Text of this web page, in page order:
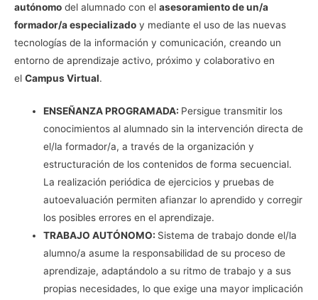
autónomo del alumnado con el asesoramiento de un/a
formador/a especializado y mediante el uso de las nuevas
tecnologías de la información y comunicación, creando un
entorno de aprendizaje activo, próximo y colaborativo en
el Campus Virtual.
ENSEÑANZA PROGRAMADA: Persigue transmitir los
conocimientos al alumnado sin la intervención directa de
el/la formador/a, a través de la organización y
estructuración de los contenidos de forma secuencial.
La realización periódica de ejercicios y pruebas de
autoevaluación permiten afianzar lo aprendido y corregir
los posibles errores en el aprendizaje.
TRABAJO AUTÓNOMO: Sistema de trabajo donde el/la
alumno/a asume la responsabilidad de su proceso de
aprendizaje, adaptándolo a su ritmo de trabajo y a sus
propias necesidades, lo que exige una mayor implicación